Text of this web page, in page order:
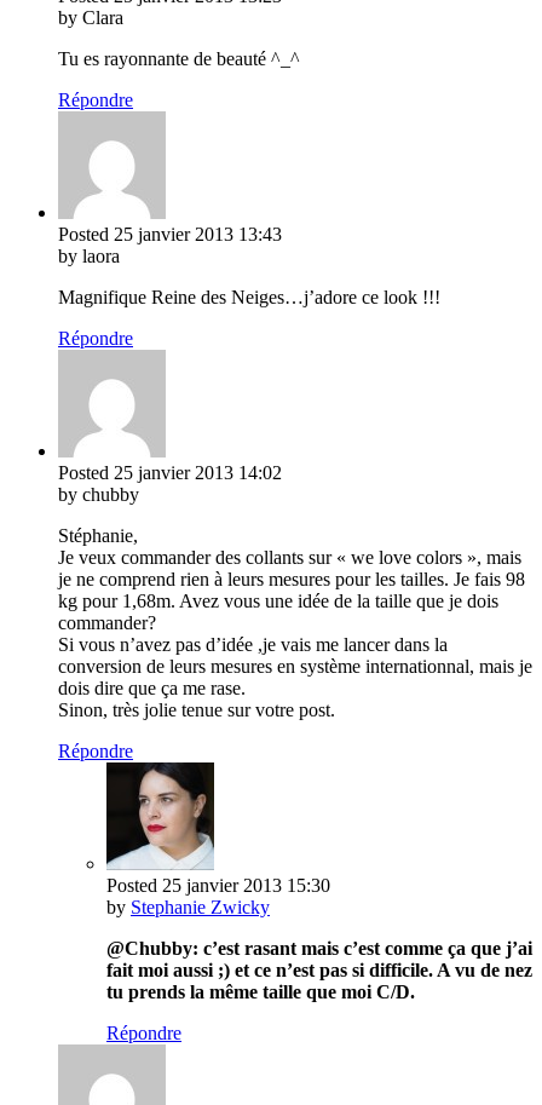
by Clara
Tu es rayonnante de beauté ^_^
Répondre
Posted 25 janvier 2013 13:43
by laora
Magnifique Reine des Neiges…j’adore ce look !!!
Répondre
Posted 25 janvier 2013 14:02
by chubby
Stéphanie,
Je veux commander des collants sur « we love colors », mais
je ne comprend rien à leurs mesures pour les tailles. Je fais 98
kg pour 1,68m. Avez vous une idée de la taille que je dois
commander?
Si vous n’avez pas d’idée ,je vais me lancer dans la
conversion de leurs mesures en système internationnal, mais je
dois dire que ça me rase.
Sinon, très jolie tenue sur votre post.
Répondre
Posted 25 janvier 2013 15:30
by Stephanie Zwicky
@Chubby: c’est rasant mais c’est comme ça que j’ai
fait moi aussi ;) et ce n’est pas si difficile. A vu de nez
tu prends la même taille que moi C/D.
Répondre